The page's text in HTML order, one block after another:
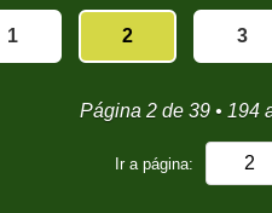
1 2 3
Página 2 de 39 • 194
Ir a página: